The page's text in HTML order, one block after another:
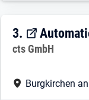
3.
3.
Arbeitgeber:
cts GmbH
Arbeitsort:
Burgkirchen